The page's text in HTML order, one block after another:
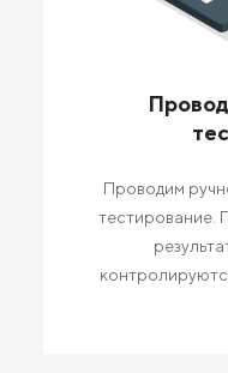
Проводим
тестирование.